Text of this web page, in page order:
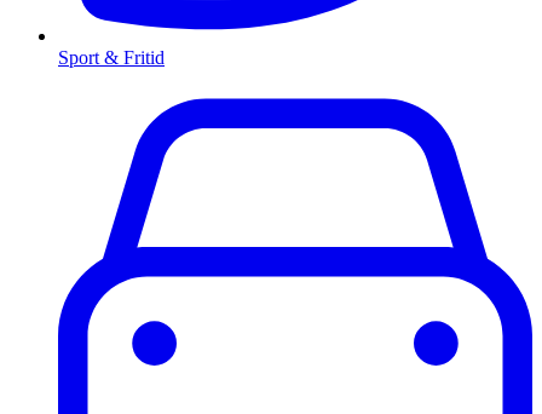
Sport & Fritid